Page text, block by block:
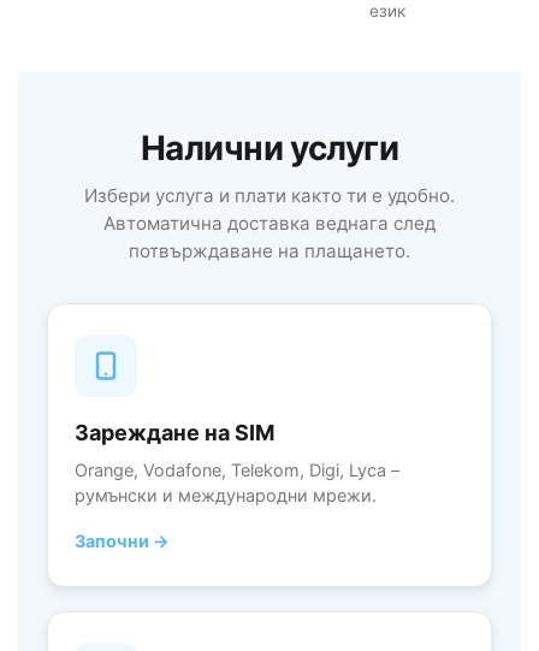
език
Налични услуги
Избери услуга и плати както ти е удобно.
Автоматична доставка веднага след
потвърждаване на плащането.
Зареждане на SIM
Orange, Vodafone, Telekom, Digi, Lyca –
румънски и международни мрежи.
Започни →